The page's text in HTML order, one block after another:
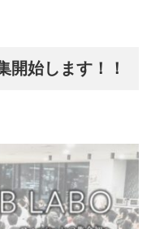
開始します！！